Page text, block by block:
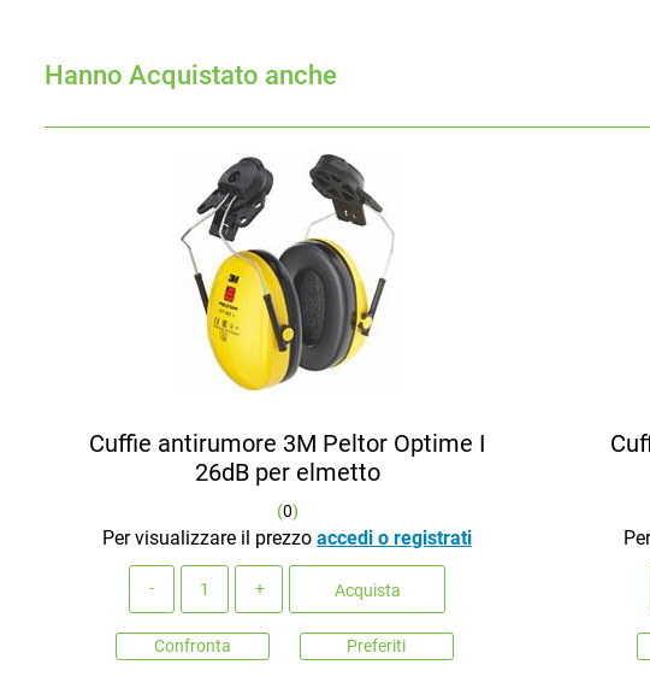
Hanno Acquistato anche
Cuffie antirumore 3M Peltor Optime I
26dB per elmetto
(0)
Per visualizzare il prezzoaccedi o registrati
Acquista
Confronta Preferiti